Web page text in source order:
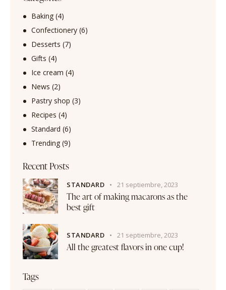
Baking(4)
Confectionery(6)
Desserts (7)
Gifts (4)
Ice cream (4)
News (2)
Pastry shop (3)
Recipes (4)
Standard (6)
Trending(9)
Recent Posts
STANDARD 21 septiembre, 2023
The art of making macarons as the
best gift
STANDARD 21 septiembre, 2023
All the greatest flavors in one cup!
Tags